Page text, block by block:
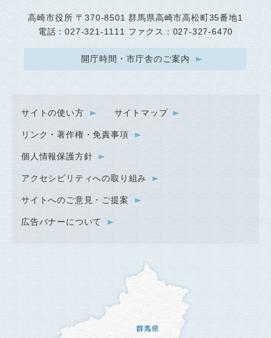
高崎市役所 〒370-8501 群馬県高崎市高松町35番地1
電話：027-321-1111 ファクス：027-327-6470
開庁時間・市庁舎のご案内
サイトの使い方 サイトマップ
リンク・著作権・免責事項
個人情報保護方針
アクセシビリティへの取り組み
サイトへのご意見・ご提案
広告バナーについて